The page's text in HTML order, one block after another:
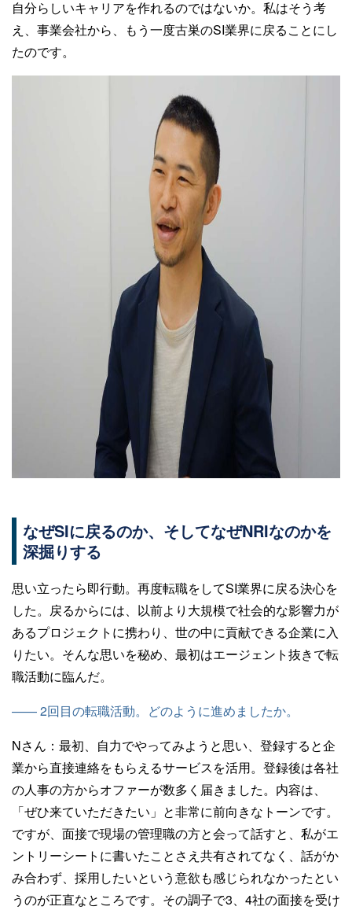
自分らしいキャリアを作れるのではないか。私はそう考
え、事業会社から、もう一度古巣のSI業界に戻ることにし
たのです。
なぜSIに戻るのか、そしてなぜNRIなのかを
深掘りする
思い立ったら即行動。再度転職をしてSI業界に戻る決心を
した。戻るからには、以前より大規模で社会的な影響力が
あるプロジェクトに携わり、世の中に貢献できる企業に入
りたい。そんな思いを秘め、最初はエージェント抜きで転
職活動に臨んだ。
—— 2回目の転職活動。どのように進めましたか。
Nさん： 最初、自力でやってみようと思い、登録すると企
業から直接連絡をもらえるサービスを活用。登録後は各社
の人事の方からオファーが数多く届きました。内容は、
「ぜひ来ていただきたい」と非常に前向きなトーンです。
ですが、面接で現場の管理職の方と会って話すと、私がエ
ントリーシートに書いたことさえ共有されてなく、話がか
み合わず、採用したいという意欲も感じられなかったとい
うのが正直なところです。その調子で3、4社の面接を受け